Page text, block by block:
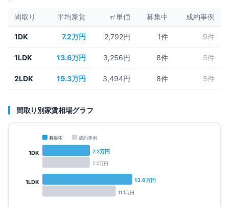
間取り 平均家賃 ㎡単価 募集中 成約事例
1DK 7.2万円 2,792円 1件 9件
1LDK 13.6万円 3,256円 8件 5件
2LDK 19.3万円 3,494円 8件 5件
間取り別家賃相場グラフ
募集中 成約事例
1DK 7.2万円
7.2万円
1LDK 13.6万円
11.1万円